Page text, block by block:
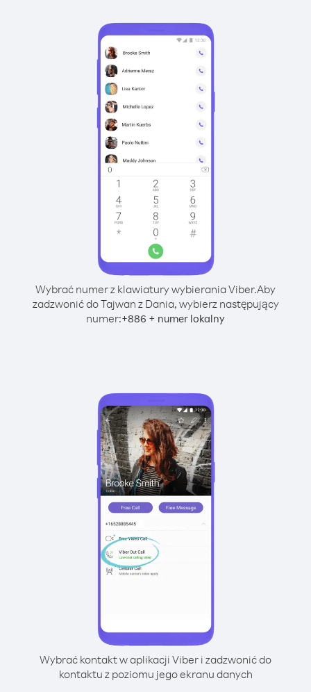
Wybrać numer z klawiatury wybierania Viber.Aby
zadzwonić do Tajwan z Dania, wybierz następujący
numer:+886 + numer lokalny
Wybrać kontakt w aplikacji Viber i zadzwonić do
kontaktu z poziomu jego ekranu danych